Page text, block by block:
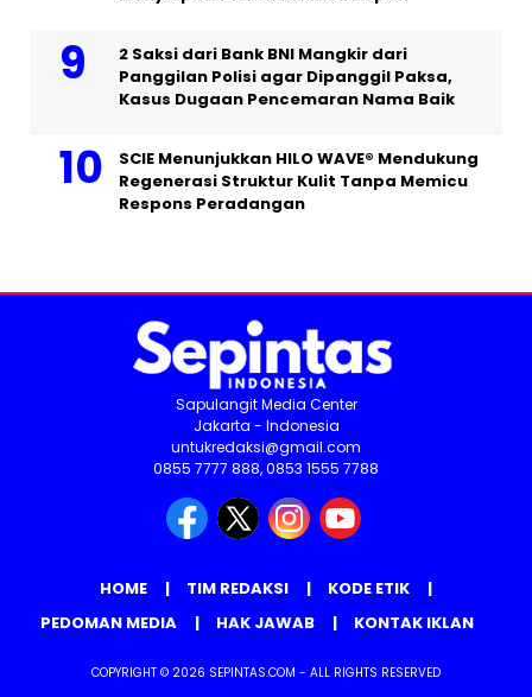
2 Saksi dari Bank BNI Mangkir dari
Panggilan Polisi agar Dipanggil Paksa,
Kasus Dugaan Pencemaran Nama Baik
SCIE Menunjukkan HILO WAVE® Mendukung
Regenerasi Struktur Kulit Tanpa Memicu
Respons Peradangan
Sapulangit Media Center
Jakarta - Indonesia
untukredaksi@gmail.com
0855 7777 888, 0853 1555 7788
HOME TIM REDAKSI
KODE ETIK
PEDOMAN MEDIA
HAK JAWAB KONTAK IKLAN
COPYRIGHT © 2026 SEPINTAS.COM - ALL RIGHTS RESERVED